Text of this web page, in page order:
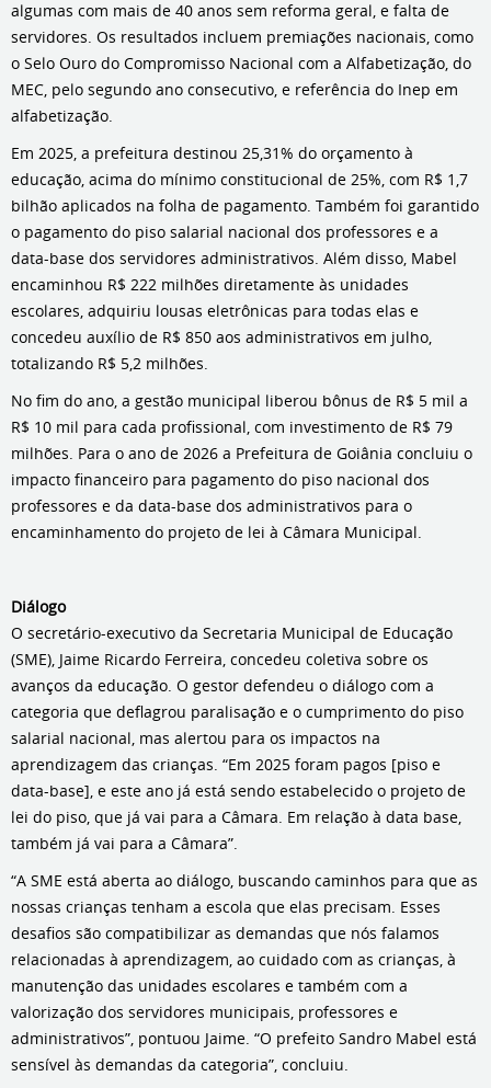
algumas com mais de 40 anos sem reforma geral, e falta de
servidores. Os resultados incluem premiações nacionais, como
o Selo Ouro do Compromisso Nacional com a Alfabetização, do
MEC, pelo segundo ano consecutivo, e referência do Inep em
alfabetização.
Em 2025, a prefeitura destinou 25,31% do orçamento à
educação, acima do mínimo constitucional de 25%, com R$ 1,7
bilhão aplicados na folha de pagamento. Também foi garantido
o pagamento do piso salarial nacional dos professores e a
data-base dos servidores administrativos. Além disso, Mabel
encaminhou R$ 222 milhões diretamente às unidades
escolares, adquiriu lousas eletrônicas para todas elas e
concedeu auxílio de R$ 850 aos administrativos em julho,
totalizando R$ 5,2 milhões.
No fim do ano, a gestão municipal liberou bônus de R$ 5 mil a
R$ 10 mil para cada profissional, com investimento de R$ 79
milhões. Para o ano de 2026 a Prefeitura de Goiânia concluiu o
impacto financeiro para pagamento do piso nacional dos
professores e da data-base dos administrativos para o
encaminhamento do projeto de lei à Câmara Municipal.
Diálogo
O secretário-executivo da Secretaria Municipal de Educação
(SME), Jaime Ricardo Ferreira, concedeu coletiva sobre os
avanços da educação. O gestor defendeu o diálogo com a
categoria que deflagrou paralisação e o cumprimento do piso
salarial nacional, mas alertou para os impactos na
aprendizagem das crianças. “Em 2025 foram pagos [piso e
data-base], e este ano já está sendo estabelecido o projeto de
lei do piso, que já vai para a Câmara. Em relação à data base,
também já vai para a Câmara”.
“A SME está aberta ao diálogo, buscando caminhos para que as
nossas crianças tenham a escola que elas precisam. Esses
desafios são compatibilizar as demandas que nós falamos
relacionadas à aprendizagem, ao cuidado com as crianças, à
manutenção das unidades escolares e também com a
valorização dos servidores municipais, professores e
administrativos”, pontuou Jaime. “O prefeito Sandro Mabel está
sensível às demandas da categoria”, concluiu.